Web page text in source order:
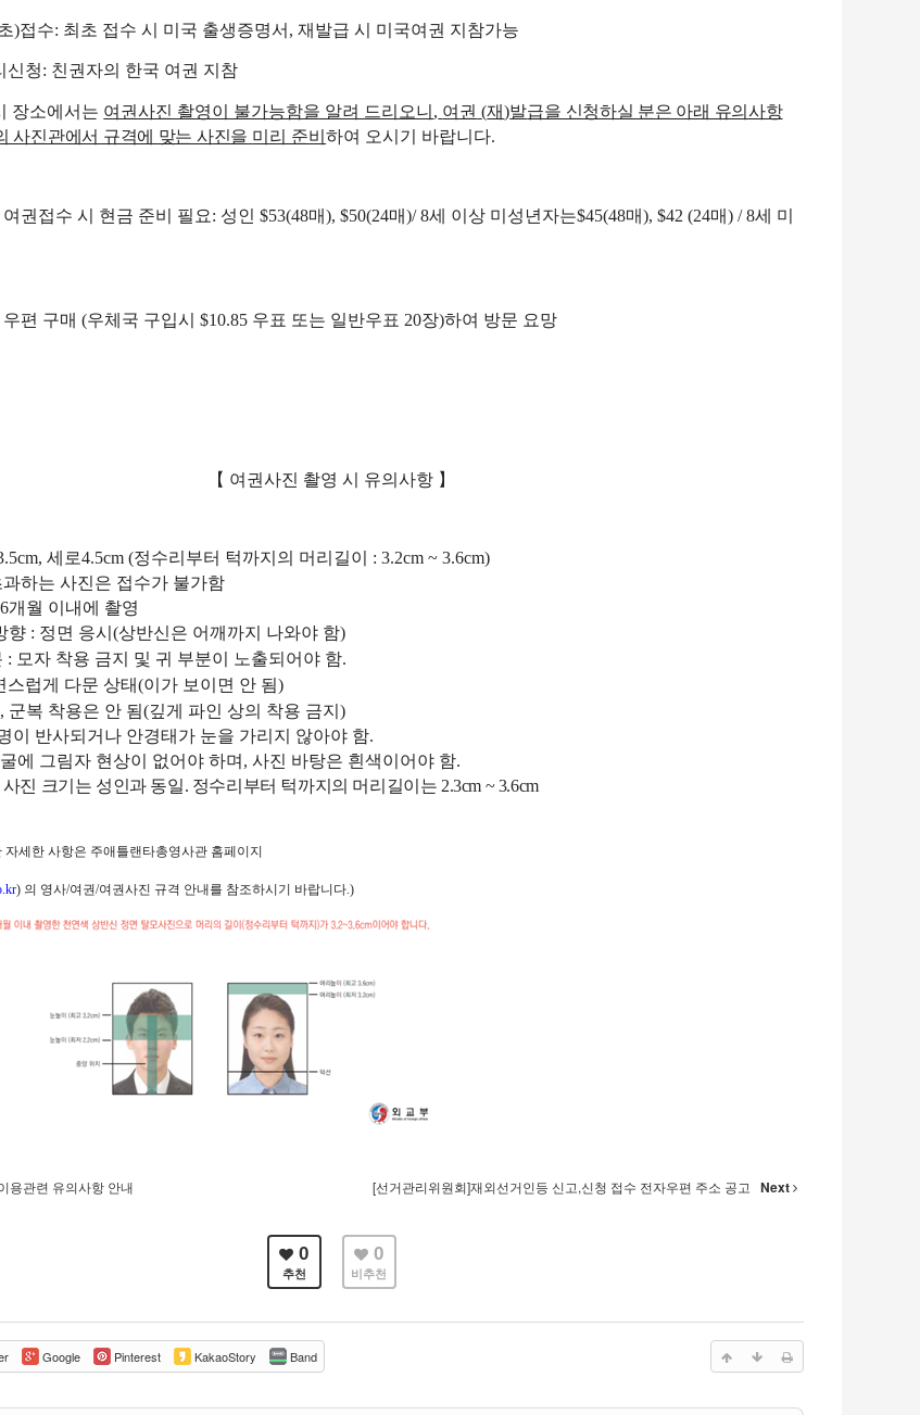
)접수: 최초 접수 시 미국 출생증명서 , 재발급 시 미국여권 지참가능
신청: 친권자의 한국 여권 지참
장소에서는 여권사진 촬영이 불가능함을 알려 드리오니 , 여권 (재)발급을 신청하실 분은 아래 유의사항
사진관에서 규격에 맞는 사진을 미리 준비하여 오시기 바랍니다.
권접수 시 현금 준비 필요: 성인 $53(48매), $50(24매)/ 8세 이상 미성년자는$45(48매), $42 (24매) / 8세 미
편 구매 (우체국 구입시 $10.85 우표 또는 일반우표 20장)하여 방문 요망
【 여권사진 촬영 시 유의사항 】
세로4.5cm (정수리부터 턱까지의 머리길이
: 3.2cm ~ 3.6cm)
하는 사진은 접수가 불가함
6개월 이내에 촬영
향 : 정면 응시(상반신은 어깨까지 나와야 함)
: 모자 착용 금지 및 귀 부분이 노출되어야 함.
스럽게 다문 상태(이가 보이면 안 됨)
, 군복 착용은 안 됨(깊게 파인 상의 착용 금지)
이 반사되거나 안경태가 눈을 가리지 않아야 함.
에 그림자 현상이 없어야 하며 , 사진 바탕은 흰색이어야 함.
사진 크기는 성인과 동일. 정수리부터 턱까지의 머리길이는 2.3cm ~ 3.6cm
세한 사항은 주애틀랜타총영사관 홈페이지
) 의 영사/여권/여권사진 규격 안내를 참조하시기 바랍니다.)
용관련 유의사항 안내 [선거관리위원회]재외선거인등 신고,신청 접수 전자우편 주소 공고 Next
0
추천
0
비추천
Google Pinterest KakaoStory Band